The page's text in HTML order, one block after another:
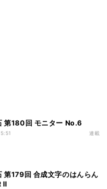
第180回 モニター No.6
連載
第179回 合成文字のはんらん
Ⅱ